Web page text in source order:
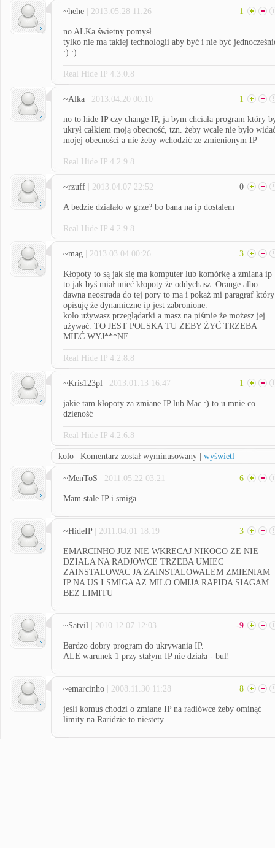
~hehe | 2013.05.28 11:26 1
no ALKa świetny pomysł
tylko nie ma takiej technologii aby być i nie być
:) :)
Real Hide IP 4.3.0.8
~Alka | 2013.04.20 00:10 1
no to hide IP czy change IP, ja bym chciała program który
ukrył całkiem moją obecność, tzn. żeby wcale nie było
mojej obecności a nie żeby wchodzić ze zmienionym IP
Real Hide IP 4.2.9.8
~rzuff | 2013.04.07 22:52 0
A bedzie działało w grze? bo bana na ip dostalem
Real Hide IP 4.2.9.8
~mag | 2013.03.04 00:26 3
Kłopoty to są jak się ma komputer lub komórkę a zmiana ip
to jak byś miał mieć kłopoty że oddychasz. Orange albo
dawna neostrada do tej pory to ma i pokaż mi paragraf który
opisuję że dynamiczne ip jest zabronione.
kolo używasz przeglądarki a masz na piśmie że możesz jej
używać. TO JEST POLSKA TU ŻEBY ŻYĆ TRZEBA
MIEĆ WYJ***NE
Real Hide IP 4.2.8.8
~Kris123pl | 2013.01.13 16:47 1
jakie tam kłopoty za zmiane IP lub Mac :) to u mnie co
dzieność
Real Hide IP 4.2.6.8
kolo | Komentarz został wyminusowany | wyświetl
~MenToS | 2011.05.22 03:21 6
Mam stale IP i smiga ...
~HideIP | 2011.04.01 18:19 3
EMARCINHO JUZ NIE WKRECAJ NIKOGO ZE NIE
DZIALA NA RADJOWCE TRZEBA UMIEC
ZAINSTALOWAC JA ZAINSTALOWALEM ZMIENIAM
IP NA US I SMIGA AZ MILO OMIJA RAPIDA SIAGAM
BEZ LIMITU
~Satvil | 2010.12.07 12:03 -9
Bardzo dobry program do ukrywania IP.
ALE warunek 1 przy stałym IP nie działa - bul!
~emarcinho | 2008.11.30 11:28 8
jeśli komuś chodzi o zmiane IP na radiówce żeby ominąć
limity na Raridzie to niestety...